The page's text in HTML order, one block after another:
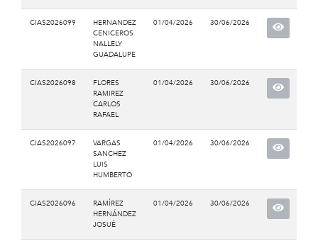
CIAS2026099
HERNANDEZ
CENICEROS
NALLELY
GUADALUPE
01/04/2026 30/06/2026
CIAS2026098
FLORES
RAMIREZ
CARLOS
RAFAEL
01/04/2026 30/06/2026
CIAS2026097
VARGAS
SANCHEZ
LUIS
HUMBERTO
01/04/2026 30/06/2026
CIAS2026096
RAMÍREZ
HERNÁNDEZ
JOSUÉ
01/04/2026 30/06/2026